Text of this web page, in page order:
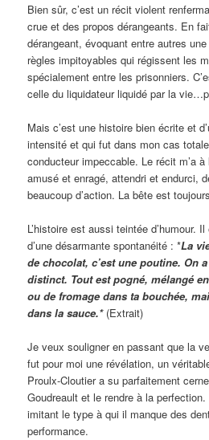
Bien sûr, c’est un récit violent
crue et des propos dérangeants. En
dérangeant, évoquant entre autres
règles impitoyables qui régissent les
spécialement entre les prisonniers.
celle du liquidateur liquidé par la
Mais c’est une histoire bien écrite et
intensité et qui fut dans mon cas
conducteur impeccable. Le récit m’a
amusé et enragé, attendri et endurci,
beaucoup d’action. La bête est
L’histoire est aussi teintée d’humour.
d’une désarmante spontanéité : *La
de chocolat, c’est une poutine. On
distinct. Tout est pogné, mélangé
ou de fromage dans ta bouchée,
dans la sauce.* (Extrait)
Je veux souligner en passant que la
fut pour moi une révélation, un
Proulx-Cloutier a su parfaitement
Goudreault et le rendre à la
imitant le type à qui il manque des
performance.